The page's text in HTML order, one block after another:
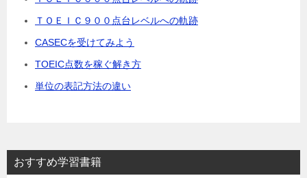
ＴＯＥＩＣ９００点台レベルへの軌跡
CASECを受けてみよう
TOEIC点数を稼ぐ解き方
単位の表記方法の違い
おすすめ学習書籍